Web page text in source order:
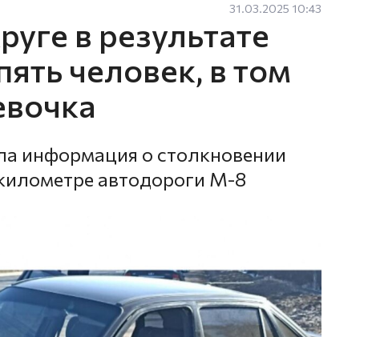
31.03.2025 10:43
в результате
человек, в том
информация о столкновении
автодороги М-8